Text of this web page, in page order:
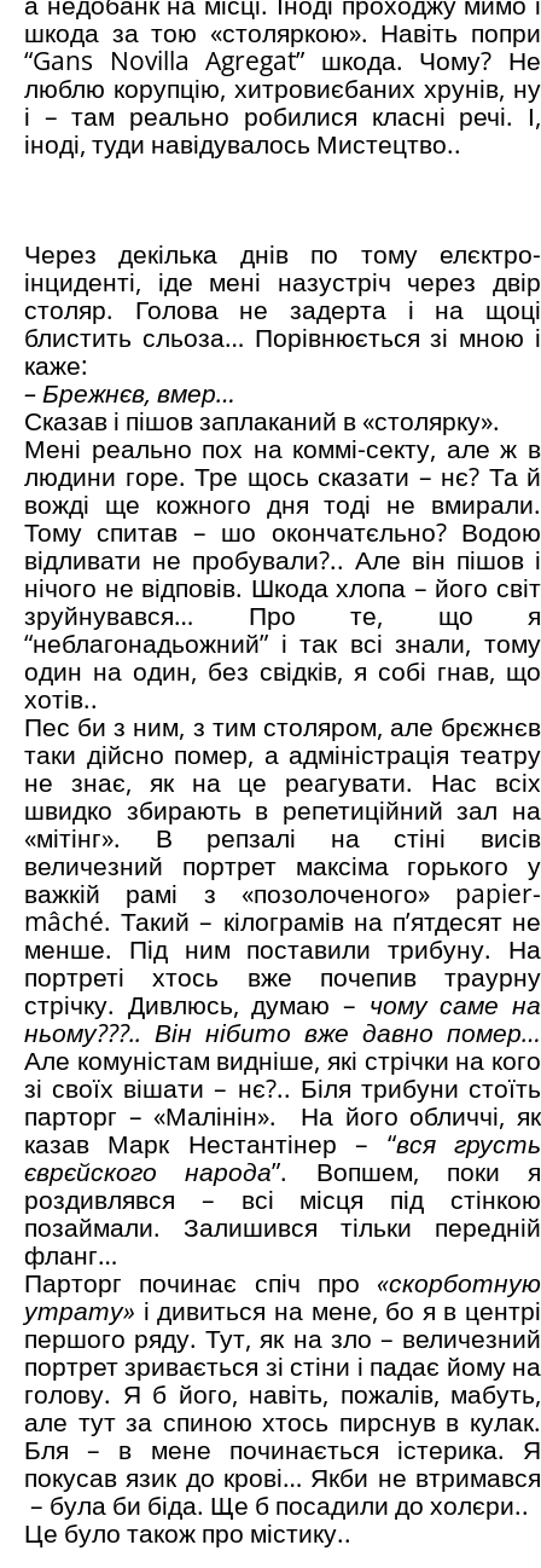
шкода за тою «столяркою». Навіть попри
“Gans Novilla Agregat” шкода. Чому? Не
люблю корупцію, хитровиєбаних хрунів, ну
і – там реально робилися класні речі. І,
іноді, туди навідувалось Мистецтво..
Через декілька днів по тому елєктро-
інциденті, іде мені назустріч через двір
столяр. Голова не задерта і на щоці
блистить сльоза… Порівнюється зі мною і
каже:
– Брежнєв, вмер…
Сказав і пішов заплаканий в «столярку».
Мені реально пох на коммі-секту, але ж в
людини горе. Тре щось сказати – нє? Та й
вожді ще кожного дня тоді не вмирали.
Тому спитав – шо окончатєльно? Водою
відливати не пробували?.. Але він пішов і
нічого не відповів. Шкода хлопа – його світ
зруйнувався… Про те, що я
“неблагонадьожний” і так всі знали, тому
один на один, без свідків, я собі гнав, що
хотів..
Пес би з ним, з тим столяром, але брєжнєв
таки дійсно помер, а адміністрація театру
не знає, як на це реагувати. Нас всіх
швидко збирають в репетиційний зал на
«мітінг». В репзалі на стіні висів
величезний портрет максіма горького у
важкій рамі з «позолоченого» papier-
mâché. Такий – кілограмів на п’ятдесят не
менше. Під ним поставили трибуну. На
портреті хтось вже почепив траурну
стрічку. Дивлюсь, думаю – чому саме на
ньому???.. Він нібито вже давно помер…
Але комуністам видніше, які стрічки на кого
зі своїх вішати – нє?.. Біля трибуни стоїть
парторг – «Малінін». На його обличчі, як
казав Марк Нестантінер – “вся грусть
єврєйского народа”. Вопшем, поки я
роздивлявся – всі місця під стінкою
позаймали. Залишився тільки передній
фланг…
Парторг починає спіч про «скорботную
утрату» і дивиться на мене, бо я в центрі
першого ряду. Тут, як на зло – величезний
портрет зривається зі стіни і падає йому на
голову. Я б його, навіть, пожалів, мабуть,
але тут за спиною хтось пирснув в кулак.
Бля – в мене починається істерика. Я
покусав язик до крові… Якби не втримався
– була би біда. Ще б посадили до холєри..
Це було також про містику..